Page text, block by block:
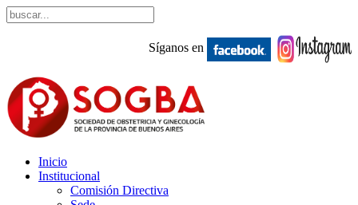
Síganos en
Inicio
Institucional
Comisión Directiva